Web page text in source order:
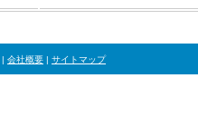
| 会社概要 | サイトマップ